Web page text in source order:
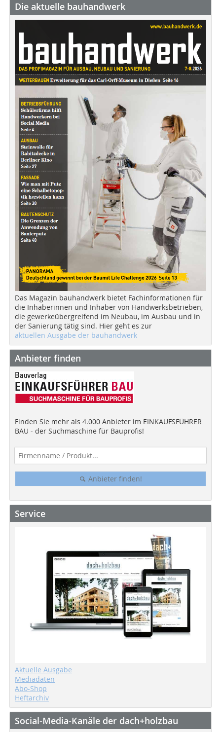
Die aktuelle bauhandwerk
Das Magazin bauhandwerk bietet Fachinformationen für
die Inhaberinnen und Inhaber von Handwerksbetrieben,
die gewerkeübergreifend im Neubau, im Ausbau und in
der Sanierung tätig sind. Hier geht es zur
aktuellen Ausgabe der bauhandwerk
Anbieter finden
Finden Sie mehr als 4.000 Anbieter im EINKAUFSFÜHRER
BAU - der Suchmaschine für Bauprofis!
Anbieter finden!
Service
Aktuelle Ausgabe
Mediadaten
Abo-Shop
Heftarchiv
Social-Media-Kanäle der dach+holzbau